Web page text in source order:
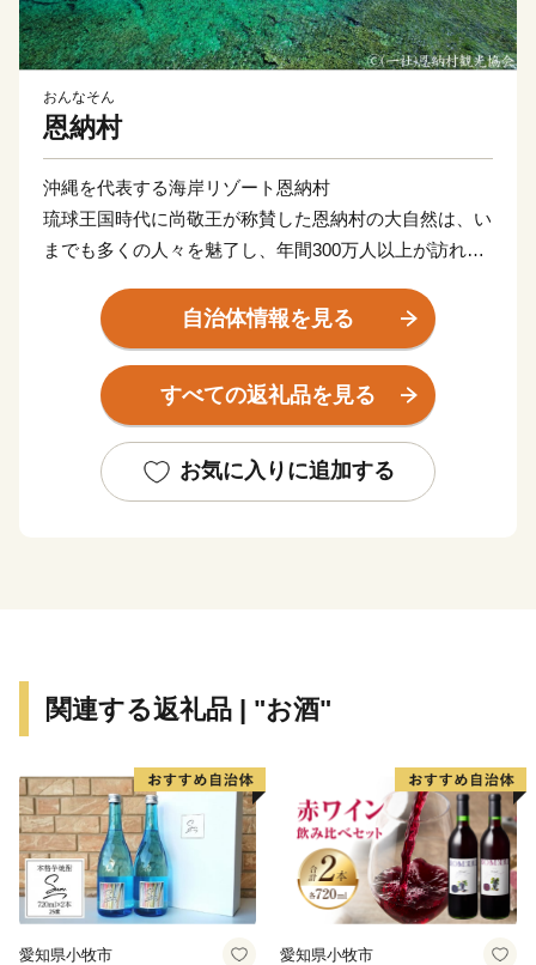
おんなそん
恩納村
沖縄を代表する海岸リゾート恩納村
琉球王国時代に尚敬王が称賛した恩納村の大自然は、い
までも多くの人々を魅了し、年間300万人以上が訪れて
その美しい海は、各地から家族連れなど多くの人が訪
れ、さまざまな楽しい経験や思い出をつくっている場所
としても有名です。
自治体情報を見る
すべての返礼品を見る
お気に入りに追加する
関連する返礼品 | "お酒"
愛知県小牧市 愛知県小牧市